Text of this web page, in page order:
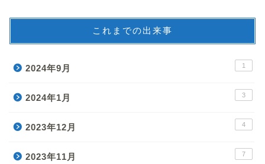
これまでの出来事
2024年9月 1
2024年1月 3
2023年12月 4
2023年11月 7